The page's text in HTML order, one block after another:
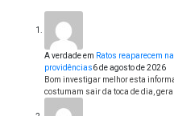
A verdadeem Ratos reaparecem
providências6 de agosto de 2026
Bom investigar melhor esta
costumam sair da toca de dia,